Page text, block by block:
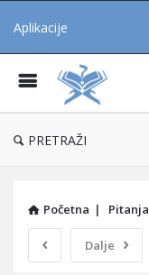
Aplikacije
PRETRAŽI
Početna | Pitanja
Dalje